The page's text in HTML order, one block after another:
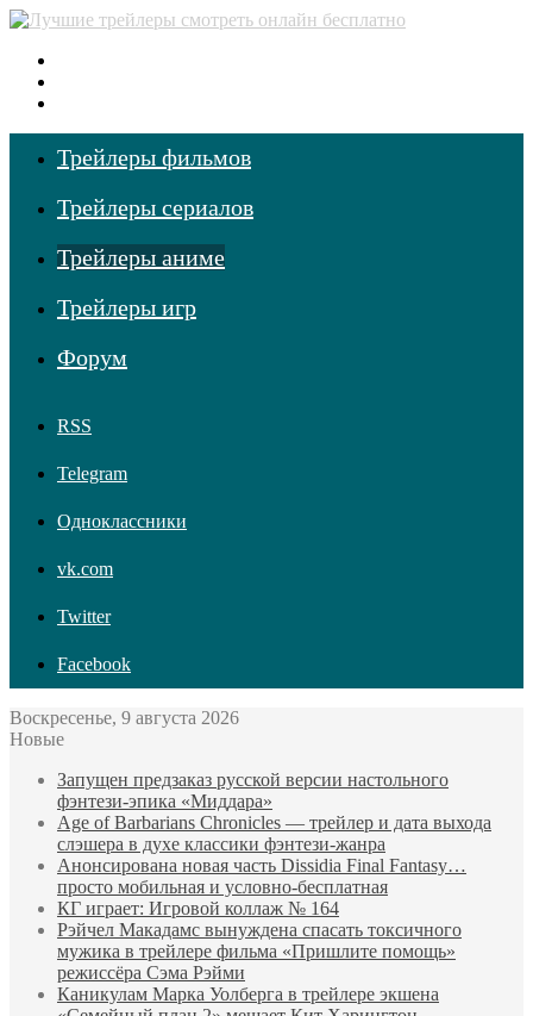
Трейлеры фильмов
Трейлеры сериалов
Трейлеры аниме
Трейлеры игр
Форум
RSS
Telegram
Одноклассники
vk.com
Twitter
Facebook
Воскресенье, 9 августа 2026
Новые
Запущен предзаказ русской версии настольного
фэнтези-эпика «Миддара»
Age of Barbarians Chronicles — трейлер и дата выхода
слэшера в духе классики фэнтези-жанра
Анонсирована новая часть Dissidia Final Fantasy…
просто мобильная и условно-бесплатная
КГ играет: Игровой коллаж № 164
Рэйчел Макадамс вынуждена спасать токсичного
мужика в трейлере фильма «Пришлите помощь»
режиссёра Сэма Рэйми
Каникулам Марка Уолберга в трейлере экшена